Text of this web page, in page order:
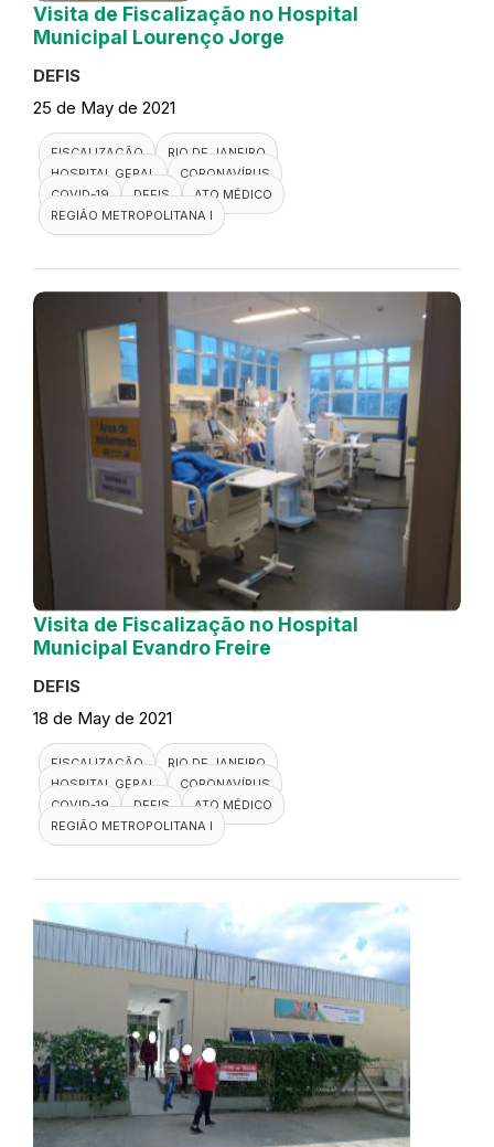
Visita de Fiscalização no Hospital
Municipal Lourenço Jorge
DEFIS
25 de May de 2021
FISCALIZAÇÃO
RIO DE JANEIRO
HOSPITAL GERAL
CORONAVÍRUS
COVID-19
DEFIS
ATO MÉDICO
REGIÃO METROPOLITANA I
Visita de Fiscalização no Hospital
Municipal Evandro Freire
DEFIS
18 de May de 2021
FISCALIZAÇÃO
RIO DE JANEIRO
HOSPITAL GERAL
CORONAVÍRUS
COVID-19
DEFIS
ATO MÉDICO
REGIÃO METROPOLITANA I